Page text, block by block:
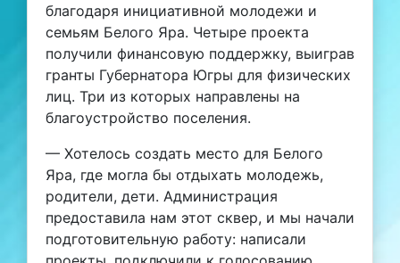
благодаря инициативной молодежи и
семьям Белого Яра. Четыре проекта
получили финансовую поддержку, выиграв
гранты Губернатора Югры для физических
лиц. Три из которых направлены на
благоустройство поселения.
— Хотелось создать место для Белого
Яра, где могла бы отдыхать молодежь,
родители, дети. Администрация
предоставила нам этот сквер, и мы начали
подготовительную работу: написали